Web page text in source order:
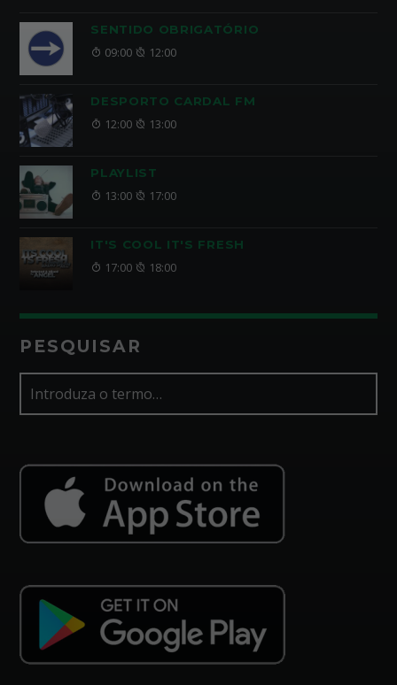
SENTIDO OBRIGATÓRIO
09:00 12:00
DESPORTO CARDAL FM
12:00 13:00
PLAYLIST
13:00 17:00
IT'S COOL IT'S FRESH
17:00 18:00
PESQUISAR